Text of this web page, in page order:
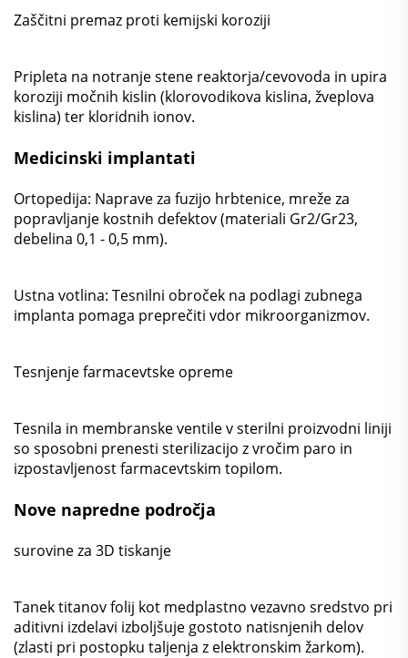
Zaščitni premaz proti kemijski koroziji
Pripleta na notranje stene reaktorja/cevovoda in upira
koroziji močnih kislin (klorovodikova kislina, žveplova
kislina) ter kloridnih ionov.
Medicinski implantati
Ortopedija: Naprave za fuzijo hrbtenice, mreže za
popravljanje kostnih defektov (materiali Gr2/Gr23,
debelina 0,1 - 0,5 mm).
Ustna votlina: Tesnilni obroček na podlagi zubnega
implanta pomaga preprečiti vdor mikroorganizmov.
Tesnjenje farmacevtske opreme
Tesnila in membranske ventile v sterilni proizvodni liniji
so sposobni prenesti sterilizacijo z vročim paro in
izpostavljenost farmacevtskim topilom.
Nove napredne področja
surovine za 3D tiskanje
Tanek titanov folij kot medplastno vezavno sredstvo pri
aditivni izdelavi izboljšuje gostoto natisnjenih delov
(zlasti pri postopku taljenja z elektronskim žarkom).